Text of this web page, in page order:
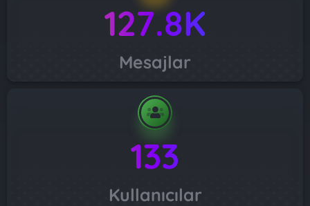
127.8K
Mesajlar
133
Kullanıcılar